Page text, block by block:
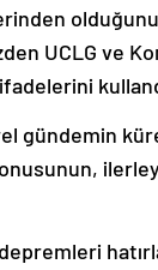
UCLG ve
gündemin